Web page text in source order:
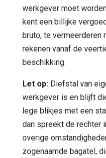
werkgever moet
kent een billijke
bruto, te vermeerderen
rekenen vanaf de
beschikking.
Let op: Diefstal van
werkgever is en blijft
lege blikjes met een
dan spreekt de rechter
overige
zogenaamde bagatel,